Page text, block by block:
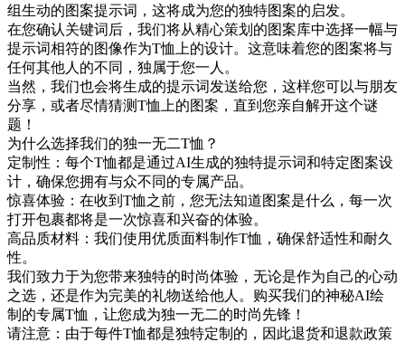
组生动的图案提示词，这将成为您的独特图案的启发。
在您确认关键词后，我们将从精心策划的图案库中选择一幅与
提示词相符的图像作为T恤上的设计。这意味着您的图案将与
任何其他人的不同，独属于您一人。
当然，我们也会将生成的提示词发送给您，这样您可以与朋友
分享，或者尽情猜测T恤上的图案，直到您亲自解开这个谜
题！
为什么选择我们的独一无二T恤？
定制性：每个T恤都是通过AI生成的独特提示词和特定图案设
计，确保您拥有与众不同的专属产品。
惊喜体验：在收到T恤之前，您无法知道图案是什么，每一次
打开包裹都将是一次惊喜和兴奋的体验。
高品质材料：我们使用优质面料制作T恤，确保舒适性和耐久
性。
我们致力于为您带来独特的时尚体验，无论是作为自己的心动
之选，还是作为完美的礼物送给他人。购买我们的神秘AI绘
制的专属T恤，让您成为独一无二的时尚先锋！
请注意：由于每件T恤都是独特定制的，因此退货和退款政策